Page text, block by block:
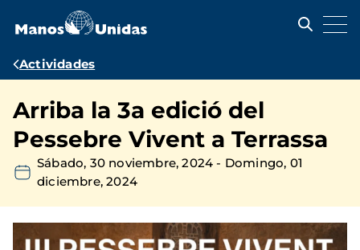
contenido
Ruta
navegación
Actividades
Arriba la 3a edició del
Pessebre Vivent a Terrassa
Sábado, 30 noviembre, 2024 - Domingo, 01
diciembre, 2024